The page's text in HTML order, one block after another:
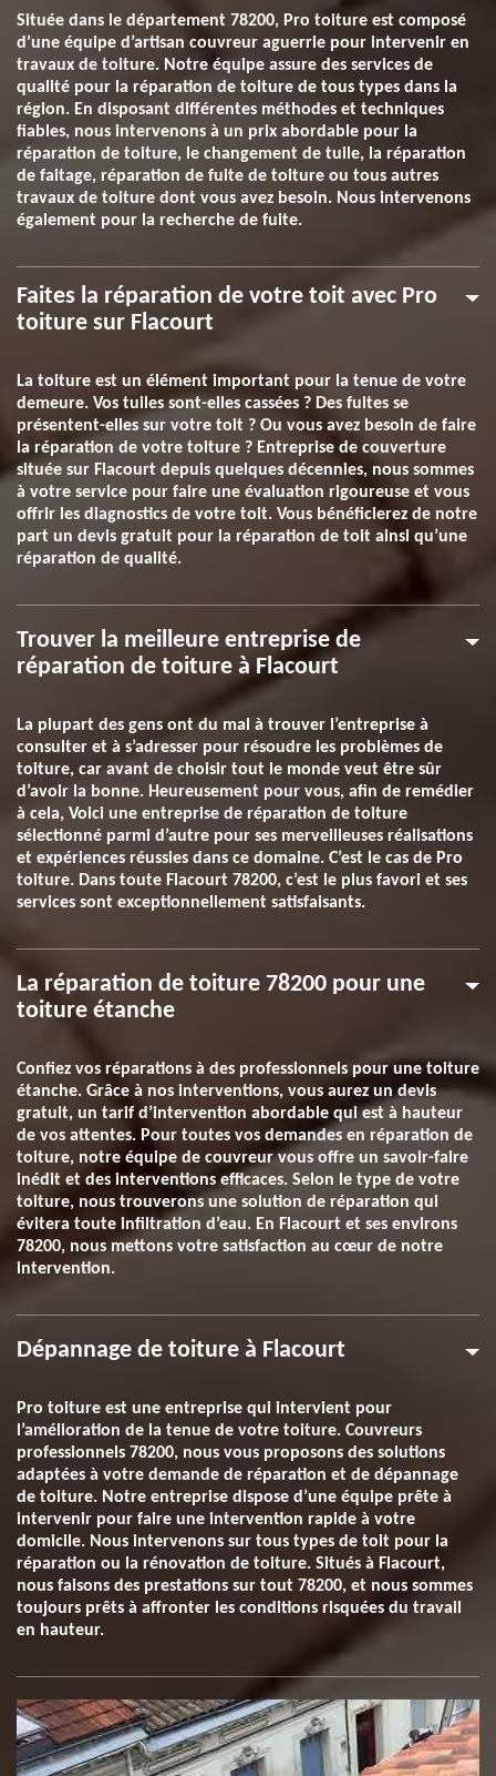
Située dans le département 78200, Pro toiture est composé
d’une équipe d’artisan couvreur aguerrie pour intervenir en
travaux de toiture. Notre équipe assure des services de
qualité pour la réparation de toiture de tous types dans la
région. En disposant différentes méthodes et techniques
fiables, nous intervenons à un prix abordable pour la
réparation de toiture, le changement de tuile, la réparation
de faitage, réparation de fuite de toiture ou tous autres
travaux de toiture dont vous avez besoin. Nous intervenons
également pour la recherche de fuite.
Faites la réparation de votre toit avec Pro
toiture sur Flacourt
La toiture est un élément important pour la tenue de votre
demeure. Vos tuiles sont-elles cassées ? Des fuites se
présentent-elles sur votre toit ? Ou vous avez besoin de faire
la réparation de votre toiture ? Entreprise de couverture
située sur Flacourt depuis quelques décennies, nous sommes
à votre service pour faire une évaluation rigoureuse et vous
offrir les diagnostics de votre toit. Vous bénéficierez de notre
part un devis gratuit pour la réparation de toit ainsi qu’une
réparation de qualité.
Trouver la meilleure entreprise de
réparation de toiture à Flacourt
La plupart des gens ont du mal à trouver l’entreprise à
consulter et à s’adresser pour résoudre les problèmes de
toiture, car avant de choisir tout le monde veut être sûr
d’avoir la bonne. Heureusement pour vous, afin de remédier
à cela, Voici une entreprise de réparation de toiture
sélectionné parmi d’autre pour ses merveilleuses réalisations
et expériences réussies dans ce domaine. C’est le cas de Pro
toiture. Dans toute Flacourt 78200, c’est le plus favori et ses
services sont exceptionnellement satisfaisants.
La réparation de toiture 78200 pour une
toiture étanche
Confiez vos réparations à des professionnels pour une toiture
étanche. Grâce à nos interventions, vous aurez un devis
gratuit, un tarif d’intervention abordable qui est à hauteur
de vos attentes. Pour toutes vos demandes en réparation de
toiture, notre équipe de couvreur vous offre un savoir-faire
inédit et des interventions efficaces. Selon le type de votre
toiture, nous trouverons une solution de réparation qui
évitera toute infiltration d’eau. En Flacourt et ses environs
78200, nous mettons votre satisfaction au cœur de notre
intervention.
Dépannage de toiture à Flacourt
Pro toiture est une entreprise qui intervient pour
l’amélioration de la tenue de votre toiture. Couvreurs
professionnels 78200, nous vous proposons des solutions
adaptées à votre demande de réparation et de dépannage
de toiture. Notre entreprise dispose d’une équipe prête à
intervenir pour faire une intervention rapide à votre
domicile. Nous intervenons sur tous types de toit pour la
réparation ou la rénovation de toiture. Situés à Flacourt,
nous faisons des prestations sur tout 78200, et nous sommes
toujours prêts à affronter les conditions risquées du travail
en hauteur.